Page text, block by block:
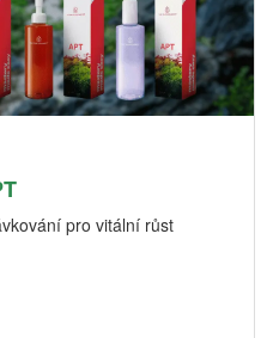
pro vitální růst